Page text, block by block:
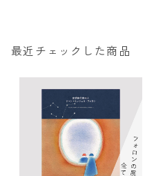
最近チェックした商品